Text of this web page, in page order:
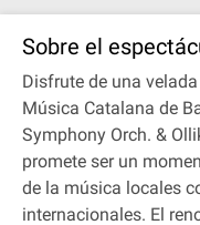
Sobre el
Disfrute de una
Música Catalana de
Symphony Orch. &
promete ser un
de la música locales
internacionales. El